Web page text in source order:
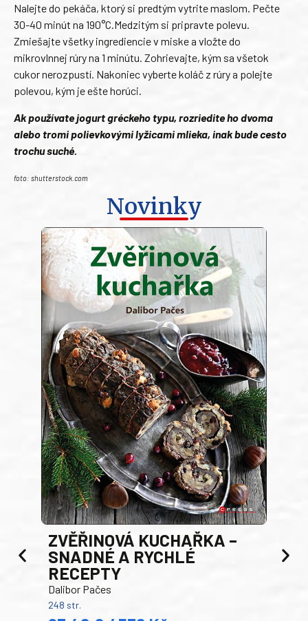
Nalejte do pekáča, ktorý si predtým vytrite maslom. Pečte
30-40 minút na 190°C.Medzitým si pripravte polevu.
Zmiešajte všetky ingrediencie v miske a vložte do
mikrovlnnej rúry na 1 minútu. Zohrievajte, kým sa všetok
cukor nerozpustí. Nakoniec vyberte koláč z rúry a polejte
polevou, kým je ešte horúci.
Ak používate jogurt gréckeho typu, rozriedite ho dvoma
alebo tromi polievkovými lyžicami mlieka, inak bude cesto
trochu suché.
foto: shutterstock.com
Novinky
ZVĚŘINOVÁ KUCHAŘKA –
SNADNÉ A RYCHLÉ
RECEPTY
Dalibor Pačes
248 str.